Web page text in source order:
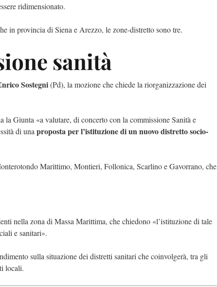
ridimensionato.
in provincia di Siena e Arezzo, le zone-distretto sono tre.
sanità
Sostegni(Pd), la mozione che chiede la riorganizzazione dei
la Giunta «a valutare, di concerto con la commissione Sanità e
di una proposta per l’istituzione di un nuovo distretto socio-
Marittimo, Montieri, Follonica, Scarlino e Gavorrano, che
nella zona di Massa Marittima, che chiedono «l’istituzione di tale
e sanitari».
sulla situazione dei distretti sanitari che coinvolgerà, tra gli
locali.